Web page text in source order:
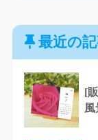
最近の
[